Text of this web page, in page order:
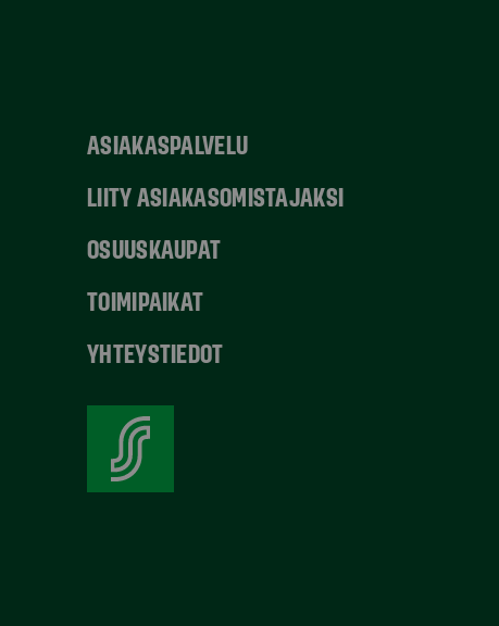
ASIAKASPALVELU
LIITY ASIAKASOMISTAJAKSI
OSUUSKAUPAT
TOIMIPAIKAT
YHTEYSTIEDOT